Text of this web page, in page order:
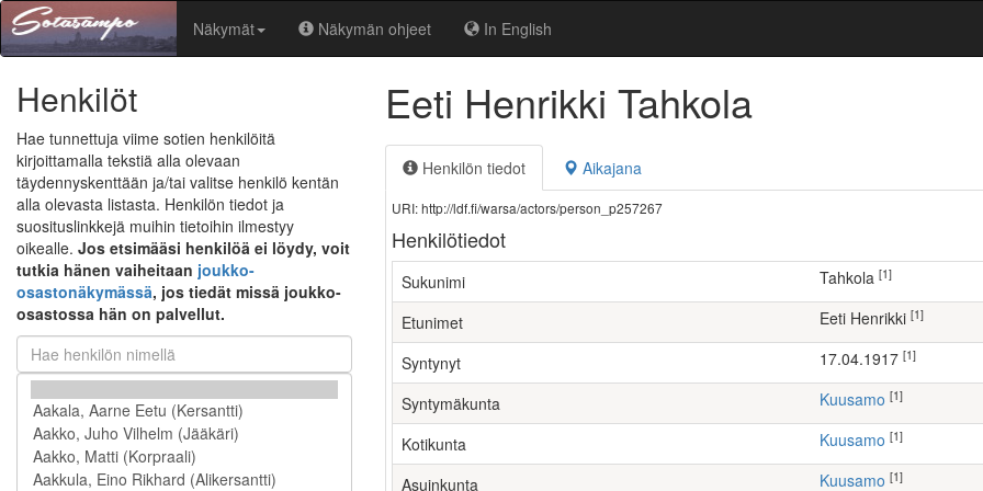
Näkymät Näkymän ohjeet In English
Henkilöt
Hae tunnettuja viime sotien henkilöitä
kirjoittamalla tekstiä alla olevaan
täydennyskenttään ja/tai valitse henkilö kentän
alla olevasta listasta. Henkilön tiedot ja
suosituslinkkejä muihin tietoihin ilmestyy
oikealle. Jos etsimääsi henkilöä ei löydy, voit
tutkia hänen vaiheitaan joukko-
osastonäkymässä, jos tiedät missä joukko-
osastossa hän on palvellut.
Eeti Henrikki Tahkola
Henkilön tiedot Aikajana
URI: http://ldf.fi/warsa/actors/person_p257267
Henkilötiedot
Sukunimi Tahkola [1]
Etunimet Eeti Henrikki [1]
Syntynyt 17.04.1917 [1]
Syntymäkunta Kuusamo [1]
Kotikunta Kuusamo [1]
Asuinkunta Kuusamo [1]